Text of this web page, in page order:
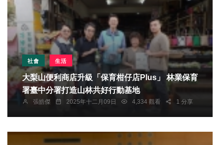
社會 生活
大梨山便利商店升級「保育柑仔店Plus」 林業保育
署臺中分署打造山林共好行動基地
張皓傑 2025年十二月09日 4,334 觀看 1 分享